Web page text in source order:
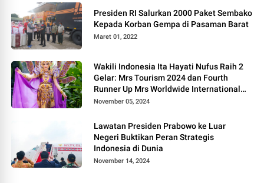
Presiden RI Salurkan 2000 Paket Sembako
Kepada Korban Gempa di Pasaman Barat
Maret 01, 2022
Wakili Indonesia Ita Hayati Nufus Raih 2
Gelar: Mrs Tourism 2024 dan Fourth
Runner Up Mrs Worldwide International
2024, di Pemilihan Mrs Worldwide 2024
November 05, 2024
Lawatan Presiden Prabowo ke Luar
Negeri Buktikan Peran Strategis
Indonesia di Dunia
November 14, 2024